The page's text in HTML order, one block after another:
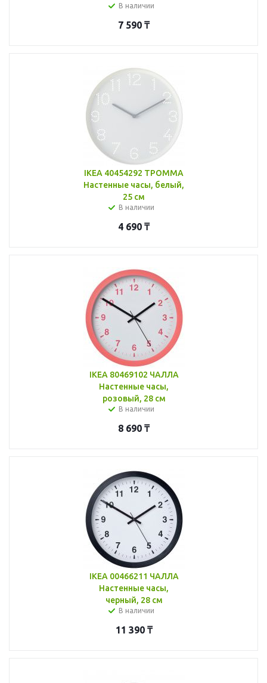
В наличии
7 590 ₸
IKEA 40454292 ТРОММА
Настенные часы, белый,
25 см
В наличии
4 690 ₸
IKEA 80469102 ЧАЛЛА
Настенные часы,
розовый, 28 см
В наличии
8 690 ₸
IKEA 00466211 ЧАЛЛА
Настенные часы,
черный, 28 см
В наличии
11 390₸